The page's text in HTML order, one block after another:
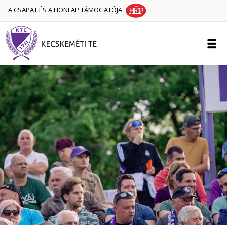
A CSAPAT ÉS A HONLAP TÁMOGATÓJA: